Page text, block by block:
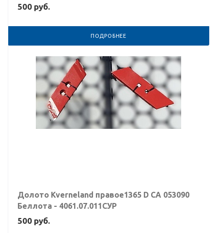
500 руб.
ПОДРОБНЕЕ
Долото Kverneland правое1365 D CA 053090
Беллота - 4061.07.011СУР
500 руб.